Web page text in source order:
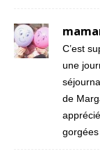
C’est
une
de